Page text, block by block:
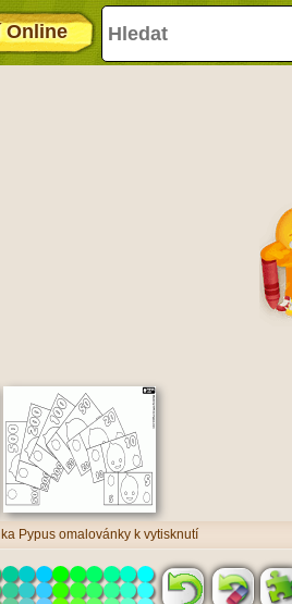
Online
Pypus omalovánky k vytisknutí